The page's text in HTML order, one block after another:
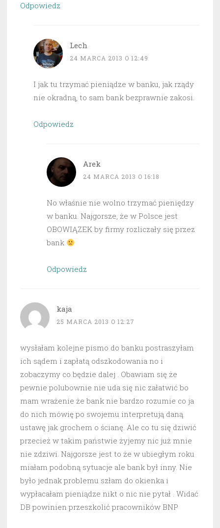
Odpowiedz
Lech
24 MARCA 2013 O 12:49
I jak tu trzymać pieniądze w banku, jak rządy
nie okradną, to sam bank bezprawnie zakosi.
Odpowiedz
Arek
24 MARCA 2013 O 16:18
No właśnie nie wolno trzymać pieniędzy
w banku. Najgorsze, że w Polsce jest
OBOWIĄZEK by firmy rozliczały się przez
bank
Odpowiedz
kaja
25 MARCA 2013 O 12:27
wysłałam kolejne pismo do banku postraszyłam
ich sądem i zapłatą odszkodowania no i
zobaczymy co będzie dalej . Obawiam się że
pewnie polubownie nie uda się nic załatwić bo
mam wrażenie że bank nie bardzo rozumie co ja
do nich mówię po swojemu interpretują daną
ustawę jak grochem o ścianę. Ale co tu się dziwić
przecież w takim państwie żyjemy nic już mnie
nie zdziwi. Najgorsze jest to że w ubiegłym roku
miałam podobną sytuacje ale bank był inny. Nie
było jednak problemu szłam do okienka i
wypłacałam pieniądze nikt o nic nie pytał . Widać
DB powinien przeszkolić pracowników BNP